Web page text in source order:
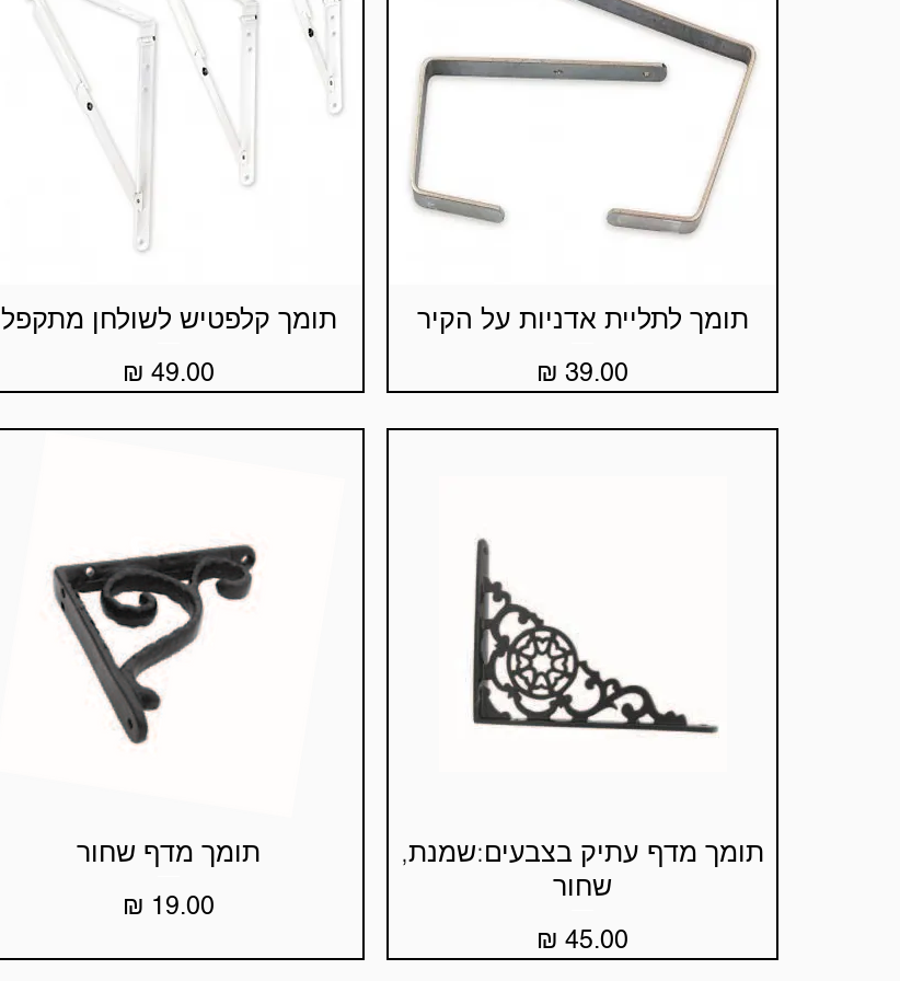
תצוגה מהירה
תומך לתליית אדניות על הקיר
מחיר
תצוגה מהירה
תומך קלפטיש לשולחן מתקפל
מחיר
תצוגה מהירה
תומך מדף עתיק בצבעים:שמנת,
שחור
מחיר
תצוגה מהירה
תומך מדף שחור
מחיר